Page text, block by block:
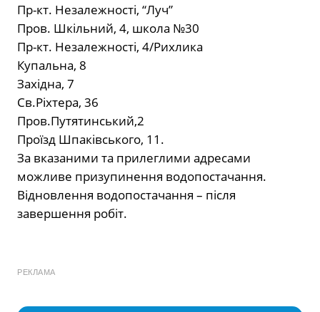
Пр-кт. Незалежності, “Луч”
Пров. Шкільний, 4, школа №30
Пр-кт. Незалежності, 4/Рихлика
Купальна, 8
Західна, 7
Св.Ріхтера, 36
Пров.Путятинський,2
Проїзд Шпаківського, 11.
За вказаними та прилеглими адресами
можливе призупинення водопостачання.
Відновлення водопостачання – після
завершення робіт.
РЕКЛАМА